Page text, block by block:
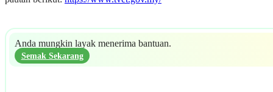
Anda mungkin layak menerima bantuan.
Semak Sekarang